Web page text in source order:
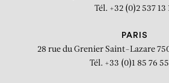
Tél. +32 (0)2 537 13
PARIS
28 rue du Grenier Saint-Lazare
Tél. +33 (0)1 85 76